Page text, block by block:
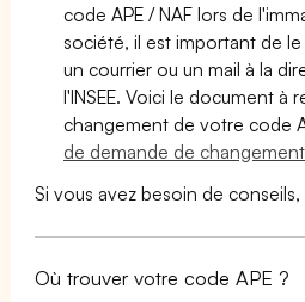
code APE / NAF lors de
société, il est important de
un courrier ou un mail à la
l'INSEE. Voici le document à
changement de votre code
de demande de changement
Si vous avez besoin de
Où trouver votre code APE ?